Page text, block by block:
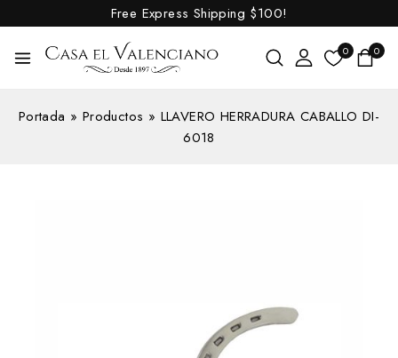
Free Express Shipping $100!
0 0
Portada » Productos » LLAVERO HERRADURA CABALLO DI-
6018